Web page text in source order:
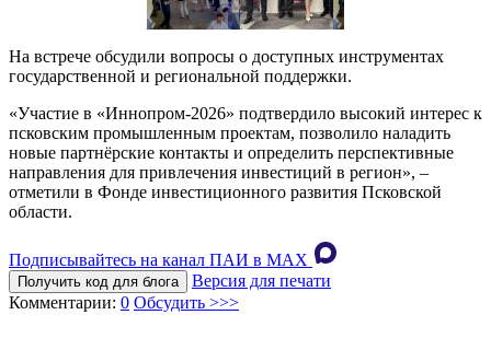
На встрече обсудили вопросы о доступных инструментах
государственной и региональной поддержки.
«Участие в «Иннопром-2026» подтвердило высокий интерес к
псковским промышленным проектам, позволило наладить
новые партнёрские контакты и определить перспективные
направления для привлечения инвестиций в регион», –
отметили в Фонде инвестиционного развития Псковской
области.
Подписывайтесь на канал ПАИ в MAХ
Получить код для блога
Версия для печати
Комментарии: 0 Обсудить >>>